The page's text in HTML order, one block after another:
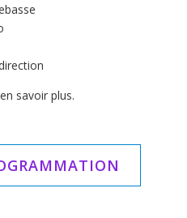
savoir plus.